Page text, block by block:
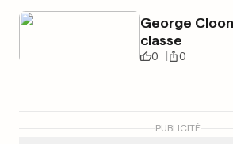
George
classe
0 0
PUBLICITÉ